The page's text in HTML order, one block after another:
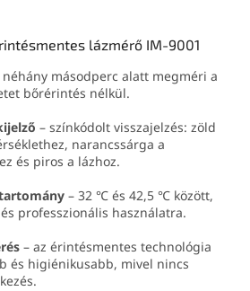
lázmérő IM-9001
néhány másodperc alatt megméri a
bőrérintés nélkül.
– színkódolt visszajelzés: zöld
narancssárga a
és piros a lázhoz.
– 32 ℃ és 42,5 ℃ között,
professzionális használatra.
– az érintésmentes technológia
és higiénikusabb, mivel nincs